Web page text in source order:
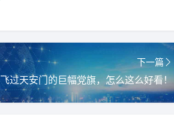
下一篇
飞过天安门的巨幅党旗，怎么这么好看！